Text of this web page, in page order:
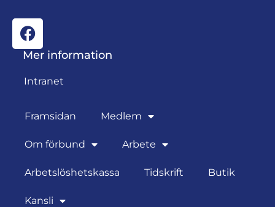
Mer information
Intranet
Framsidan Medlem
Om förbund Arbete
Arbetslöshetskassa Tidskrift Butik
Kansli